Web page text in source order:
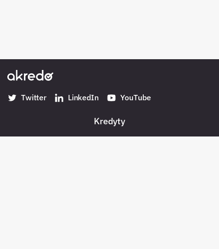
Twitter LinkedIn YouTube
Kredyty